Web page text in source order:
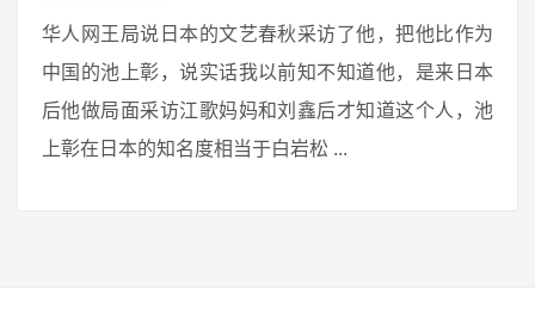
华人网王局说日本的文艺春秋采访了他，把他比作为
中国的池上彰，说实话我以前知不知道他，是来日本
后他做局面采访江歌妈妈和刘鑫后才知道这个人，池
上彰在日本的知名度相当于白岩松 ...